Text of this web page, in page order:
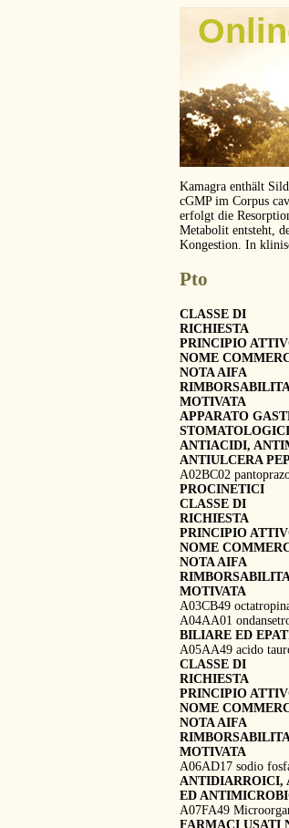
Kamagra enthält
cGMP im Corpus
erfolgt die
Metabolit entsteht,
Kongestion. In
Pto
CLASSE DI
RICHIESTA
PRINCIPIO
NOME
NOTA AIFA
MOTIVATA
APPARATO
STOMATOLOGICI
ANTIACIDI,
ANTIULCERA
A02BC02
PROCINETICI
CLASSE DI
RICHIESTA
PRINCIPIO
NOME
NOTA AIFA
MOTIVATA
A03CB49
A04AA01
BILIARE ED
A05AA49 acido
CLASSE DI
RICHIESTA
PRINCIPIO
NOME
NOTA AIFA
MOTIVATA
A06AD17 sodio
ANTIDIARROICI,
ED
A07FA49
FARMACI USATI